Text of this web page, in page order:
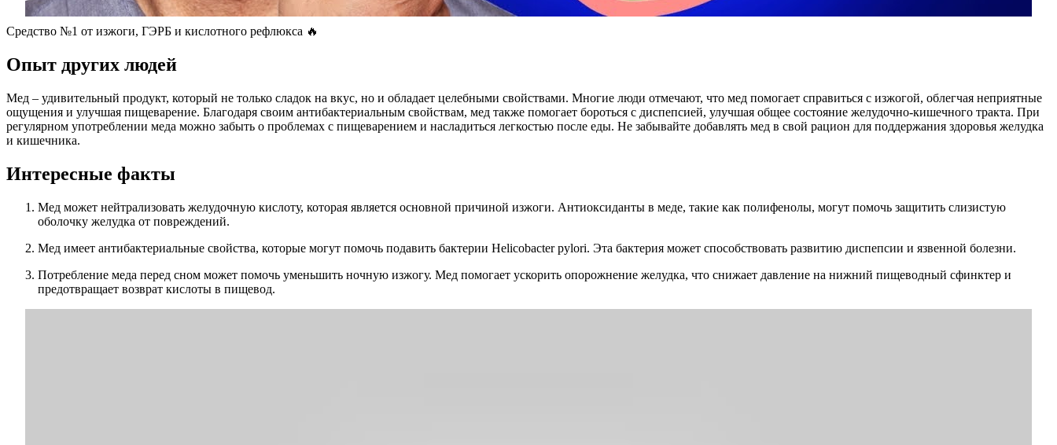
Средство №1 от изжоги, ГЭРБ и кислотного рефлюкса 🔥
Опыт других людей
Мед – удивительный продукт, который не только сладок на вкус, но и обладает целебными свойствами. Многие люди отмечают, что мед помогает справиться с изжогой, облегчая неприятные
ощущения и улучшая пищеварение. Благодаря своим антибактериальным свойствам, мед также помогает бороться с диспепсией, улучшая общее состояние желудочно-кишечного тракта. При
регулярном употреблении меда можно забыть о проблемах с пищеварением и насладиться легкостью после еды. Не забывайте добавлять мед в свой рацион для поддержания здоровья желудка
и кишечника.
Интересные факты
Мед может нейтрализовать желудочную кислоту, которая является основной причиной изжоги. Антиоксиданты в меде, такие как полифенолы, могут помочь защитить слизистую
оболочку желудка от повреждений.
Мед имеет антибактериальные свойства, которые могут помочь подавить бактерии Helicobacter pylori. Эта бактерия может способствовать развитию диспепсии и язвенной болезни.
Потребление меда перед сном может помочь уменьшить ночную изжогу. Мед помогает ускорить опорожнение желудка, что снижает давление на нижний пищеводный сфинктер и
предотвращает возврат кислоты в пищевод.